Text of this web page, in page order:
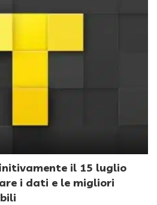
il 15 luglio
i dati e le migliori